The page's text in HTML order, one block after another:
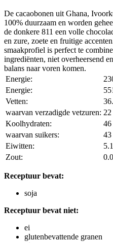
De cacaobonen uit Ghana,
100% duurzaam en worden
de donkere 811 een volle
en zure, zoete en fruitige
smaakprofiel is perfect te
ingrediënten, niet overheersend
balans naar voren komen.
Energie:
Energie:
Vetten:
waarvan verzadigde vetzuren:
Koolhydraten:
46
waarvan suikers:
43
Eiwitten:
Zout:
Receptuur bevat:
soja
Receptuur bevat niet:
ei
glutenbevattende granen